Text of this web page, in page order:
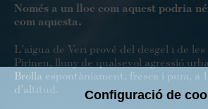
Només a un lloc com aquest podria
com aquesta.
L’aigua de Veri prové del desgel i de les
Pirineu, lluny de qualsevol agressió
Brolla espontàniament, fresca i pura, a
d’altitud.
Configuració de